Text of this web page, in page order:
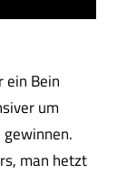
ein Bein
um
gewinnen.
man hetzt